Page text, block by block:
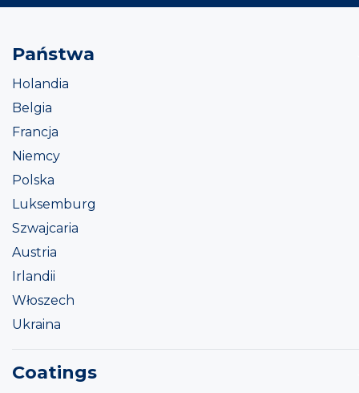
Państwa
Holandia
Belgia
Francja
Niemcy
Polska
Luksemburg
Szwajcaria
Austria
Irlandii
Włoszech
Ukraina
Coatings